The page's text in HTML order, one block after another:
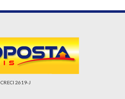
CRECI 2619-J